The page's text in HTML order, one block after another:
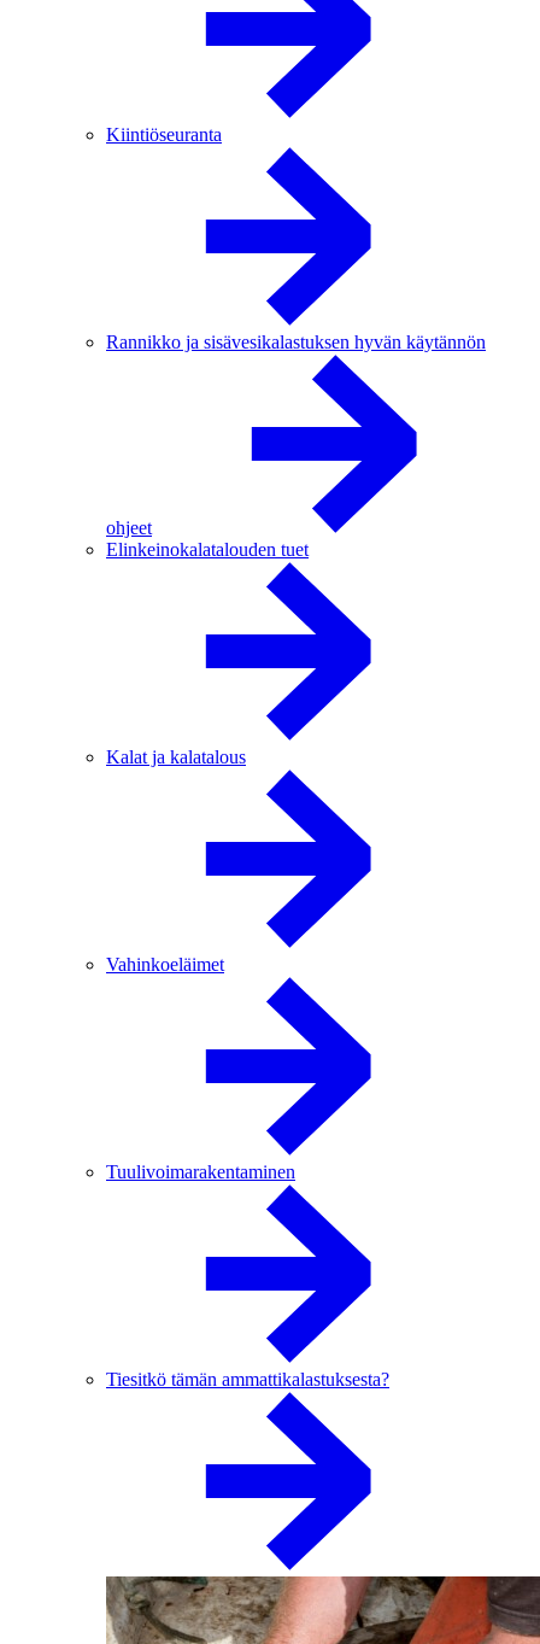
Kiintiöseuranta
Rannikko ja sisävesikalastuksen hyvän käytännön
ohjeet
Elinkeinokalatalouden tuet
Kalat ja kalatalous
Vahinkoeläimet
Tuulivoimarakentaminen
Tiesitkö tämän ammattikalastuksesta?